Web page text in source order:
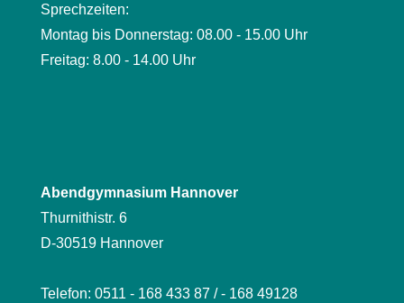
Sprechzeiten:
Montag bis Donnerstag: 08.00 - 15.00 Uhr
Freitag: 8.00 - 14.00 Uhr
Abendgymnasium Hannover
Thurnithistr. 6
D-30519 Hannover
Telefon: 0511 - 168 433 87 / - 168 49128